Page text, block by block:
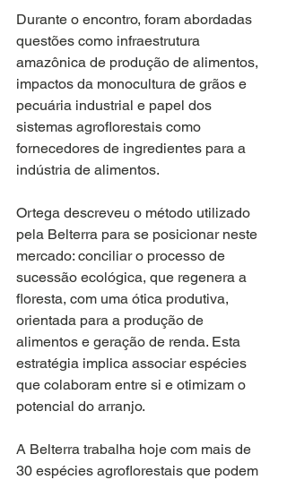
Durante o encontro, foram abordadas
questões como infraestrutura
amazônica de produção de alimentos,
impactos da monocultura de grãos e
pecuária industrial e papel dos
sistemas agroflorestais como
fornecedores de ingredientes para a
indústria de alimentos.
Ortega descreveu o método utilizado
pela Belterra para se posicionar neste
mercado: conciliar o processo de
sucessão ecológica, que regenera a
floresta, com uma ótica produtiva,
orientada para a produção de
alimentos e geração de renda. Esta
estratégia implica associar espécies
que colaboram entre si e otimizam o
potencial do arranjo.
A Belterra trabalha hoje com mais de
30 espécies agroflorestais que podem